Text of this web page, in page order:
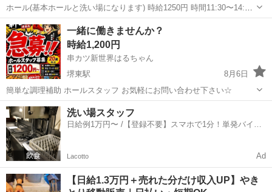
ホール(基本ホールと洗い場になります) 時給1250円 時間11:30〜14:30
火〜金の間で週1〜2回入れる方 8月18日以降の勤務になります。 10
代〜30代女性活躍中 掛け持ちok 賄い付き 車通勤可 店内見学...
大阪 摂津市 摂津駅 飲食
一緒に働きませんか？
時給1,200円
串カツ新世界はるちゃん
堺東駅
8月6日
簡単な調理補助 ホールスタッフ お気軽にお問い合わせ下さい☆
大阪 堺市 堺東駅
洗い場スタッフ
日給例1万円〜 /【登録不要】スマホで1分！単発バイト
Lacotto Ad
【日給1.3万円＋売れた分だけ収入UP】やき